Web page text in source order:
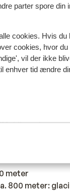
parter spore din
cookies. Hvis du
cookies, hvor
vil der ikke
enhver tid ændre
kilometer:
ca. 154
ca. 9 kilometer:
meter
800 meter: